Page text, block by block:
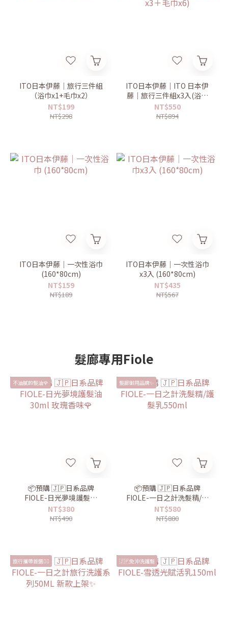
ITO日本伊藤｜旅行三件組
（浴巾x1+毛巾x2）
NT$199
NT$298
ITO日本伊藤｜ITO 日本伊
藤｜旅行三件組x3入(浴巾
x3＋毛巾x6)
NT$550
NT$894
ITO日本伊藤｜一次性浴巾
(160*80cm)
NT$159
NT$189
ITO日本伊藤｜一次性浴巾
x3入 (160*80cm)
NT$435
NT$567
髮廊專用Fiole
不油膩的髮油🌹
📦預購 🇯🇵日系品牌
FIOLE-日光夢境護髮油
30ml 玫瑰香味🌹
NT$380
NT$490
髮廊御用品牌✨
📦預購 🇯🇵日系品牌
FIOLE-一日之計洗髮精/護
髮乳550ml
NT$580
NT$880
旅行攜帶首選👍🏻 🇯🇵免沖洗護髮